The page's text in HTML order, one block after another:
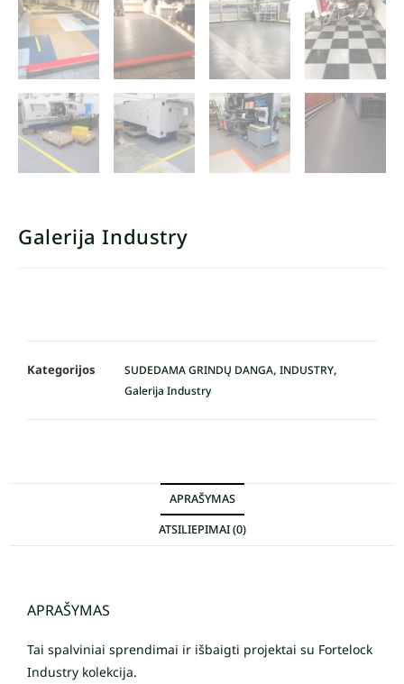
Galerija Industry
Kategorijos SUDEDAMA GRINDŲ DANGA, INDUSTRY,
Galerija Industry
APRAŠYMAS
ATSILIEPIMAI (0)
APRAŠYMAS
Tai spalviniai sprendimai ir išbaigti projektai su Fortelock
Industry kolekcija.